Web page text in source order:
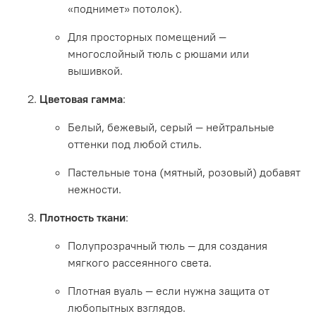
«поднимет» потолок).
Для просторных помещений —
многослойный тюль с рюшами или
вышивкой.
Цветовая гамма:
Белый, бежевый, серый — нейтральные
оттенки под любой стиль.
Пастельные тона (мятный, розовый) добавят
нежности.
Плотность ткани:
Полупрозрачный тюль — для создания
мягкого рассеянного света.
Плотная вуаль — если нужна защита от
любопытных взглядов.